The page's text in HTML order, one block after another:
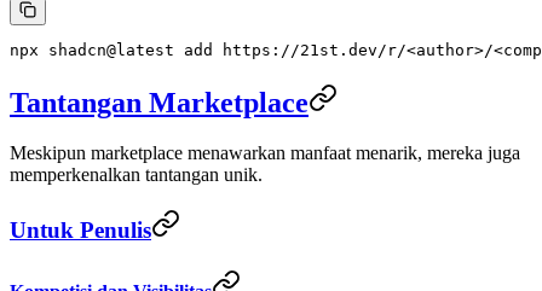
npx shadcn@latest add https://21st.dev/r/<autho r>/<
Tantangan Marketplace
Meskipun marketplace menawarkan manfaat menarik, mereka juga
memperkenalkan tantangan unik.
Untuk Penulis